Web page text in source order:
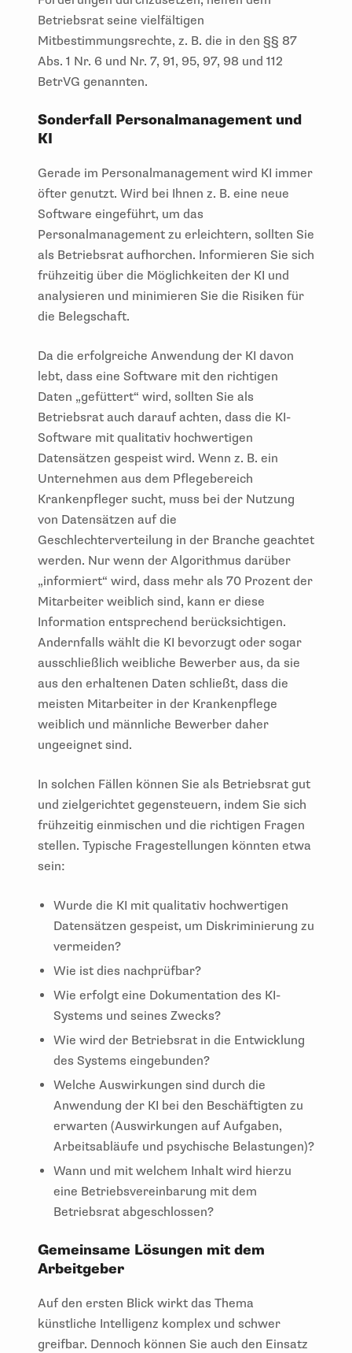
Betriebsrat seine vielfältigen
Mitbestimmungsrechte, z. B. die in den §§ 87
Abs. 1 Nr. 6 und Nr. 7, 91, 95, 97, 98 und 112
BetrVG genannten.
Sonderfall Personalmanagement und
KI
Gerade im Personalmanagement wird KI immer
öfter genutzt. Wird bei Ihnen z. B. eine neue
Software eingeführt, um das
Personalmanagement zu erleichtern, sollten Sie
als Betriebsrat aufhorchen. Informieren Sie sich
frühzeitig über die Möglichkeiten der KI und
analysieren und minimieren Sie die Risiken für
die Belegschaft.
Da die erfolgreiche Anwendung der KI davon
lebt, dass eine Software mit den richtigen
Daten „gefüttert“ wird, sollten Sie als
Betriebsrat auch darauf achten, dass die KI-
Software mit qualitativ hochwertigen
Datensätzen gespeist wird. Wenn z. B. ein
Unternehmen aus dem Pflegebereich
Krankenpfleger sucht, muss bei der Nutzung
von Datensätzen auf die
Geschlechterverteilung in der Branche geachtet
werden. Nur wenn der Algorithmus darüber
„informiert“ wird, dass mehr als 70 Prozent der
Mitarbeiter weiblich sind, kann er diese
Information entsprechend berücksichtigen.
Andernfalls wählt die KI bevorzugt oder sogar
ausschließlich weibliche Bewerber aus, da sie
aus den erhaltenen Daten schließt, dass die
meisten Mitarbeiter in der Krankenpflege
weiblich und männliche Bewerber daher
ungeeignet sind.
In solchen Fällen können Sie als Betriebsrat gut
und zielgerichtet gegensteuern, indem Sie sich
frühzeitig einmischen und die richtigen Fragen
stellen. Typische Fragestellungen könnten etwa
sein:
Wurde die KI mit qualitativ hochwertigen
Datensätzen gespeist, um Diskriminierung zu
vermeiden?
Wie ist dies nachprüfbar?
Wie erfolgt eine Dokumentation des KI-
Systems und seines Zwecks?
Wie wird der Betriebsrat in die Entwicklung
des Systems eingebunden?
Welche Auswirkungen sind durch die
Anwendung der KI bei den Beschäftigten zu
erwarten (Auswirkungen auf Aufgaben,
Arbeitsabläufe und psychische Belastungen)?
Wann und mit welchem Inhalt wird hierzu
eine Betriebsvereinbarung mit dem
Betriebsrat abgeschlossen?
Gemeinsame Lösungen mit dem
Arbeitgeber
Auf den ersten Blick wirkt das Thema
künstliche Intelligenz komplex und schwer
greifbar. Dennoch können Sie auch den Einsatz